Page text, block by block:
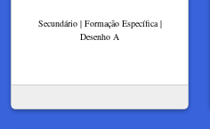
Secundário | Formação Específica |
Desenho A